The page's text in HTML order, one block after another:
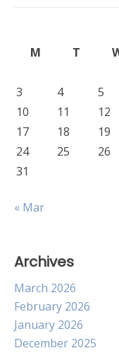
M
T
3
4 5
10
11 12
17
18 19
24
25 26
31
« Mar
Archives
March 2026
February 2026
January 2026
December 2025